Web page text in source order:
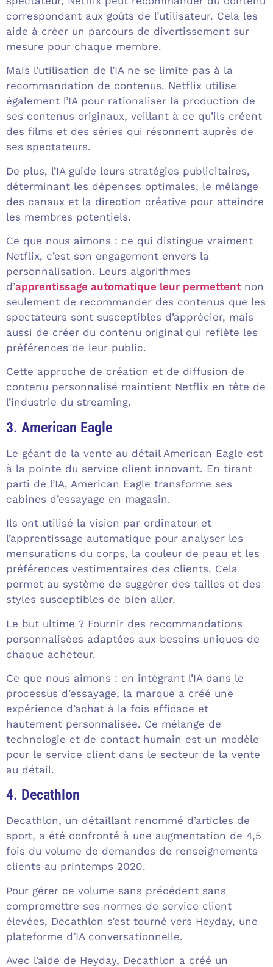
correspondant aux goûts de l’utilisateur. Cela les
aide à créer un parcours de divertissement sur
mesure pour chaque membre.
Mais l’utilisation de l’IA ne se limite pas à la
recommandation de contenus. Netflix utilise
également l’IA pour rationaliser la production de
ses contenus originaux, veillant à ce qu’ils créent
des films et des séries qui résonnent auprès de
ses spectateurs.
De plus, l’IA guide leurs stratégies publicitaires,
déterminant les dépenses optimales, le mélange
des canaux et la direction créative pour atteindre
les membres potentiels.
Ce que nous aimons : ce qui distingue vraiment
Netflix, c’est son engagement envers la
personnalisation. Leurs algorithmes
d’apprentissage automatique leur permettent non
seulement de recommander des contenus que les
spectateurs sont susceptibles d’apprécier, mais
aussi de créer du contenu original qui reflète les
préférences de leur public.
Cette approche de création et de diffusion de
contenu personnalisé maintient Netflix en tête de
l’industrie du streaming.
3. American Eagle
Le géant de la vente au détail American Eagle est
à la pointe du service client innovant. En tirant
parti de l’IA, American Eagle transforme ses
cabines d’essayage en magasin.
Ils ont utilisé la vision par ordinateur et
l’apprentissage automatique pour analyser les
mensurations du corps, la couleur de peau et les
préférences vestimentaires des clients. Cela
permet au système de suggérer des tailles et des
styles susceptibles de bien aller.
Le but ultime ? Fournir des recommandations
personnalisées adaptées aux besoins uniques de
chaque acheteur.
Ce que nous aimons : en intégrant l’IA dans le
processus d’essayage, la marque a créé une
expérience d’achat à la fois efficace et
hautement personnalisée. Ce mélange de
technologie et de contact humain est un modèle
pour le service client dans le secteur de la vente
au détail.
4. Decathlon
Decathlon, un détaillant renommé d’articles de
sport, a été confronté à une augmentation de 4,5
fois du volume de demandes de renseignements
clients au printemps 2020.
Pour gérer ce volume sans précédent sans
compromettre ses normes de service client
élevées, Decathlon s’est tourné vers Heyday, une
plateforme d’IA conversationnelle.
Avec l’aide de Heyday, Decathlon a créé un